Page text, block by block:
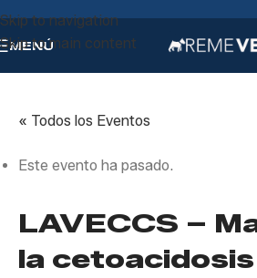
Skip to navigation
Skip to main content
MENÚ
« Todos los Eventos
Este evento ha pasado.
LAVECCS –
la cetoacidosis